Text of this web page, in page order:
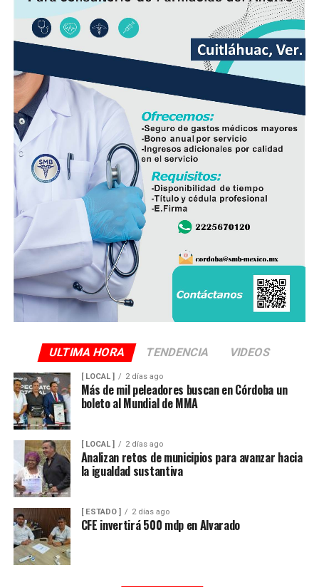
En ese sentido, exhortó a la población a revisar el origen
del huevo antes de comprarlo y dar preferencia al
producto nacional, al asegurar que ofrece mayor
frescura y calidad, además de respaldar la economía de
miles de familias dedicadas a la actividad avícola.
Finalmente, destacó que entre Veracruz y Puebla
operan ocho empresas productoras con más de 350
granjas avícolas, las cuales representan una importante
fuente de empleo y desarrollo económico para
comunidades rurales de ambas entidades.
ULTIMA HORA TENDENCIA VIDEOS
[ LOCAL ] 2 días ago
Más de mil peleadores buscan en Córdoba un
boleto al Mundial de MMA
[ LOCAL ] 2 días ago
Analizan retos de municipios para avanzar hacia
la igualdad sustantiva
[ ESTADO ] 2 días ago
CFE invertirá 500 mdp en Alvarado